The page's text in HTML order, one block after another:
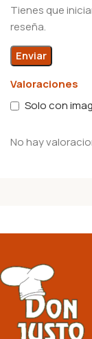
Valoraciones
Solo con
No hay
Tienes que
reseña.